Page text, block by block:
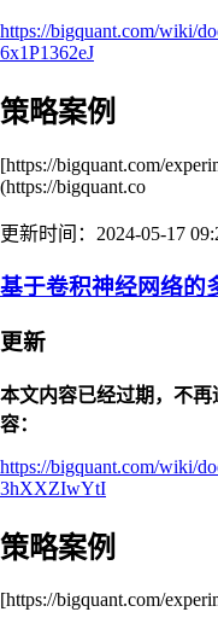
https://bigquant.com/wiki/
6x1P1362eJ
策略案例
[https://bigquant.com/
(https://bigquant.co
更新时间：2024-05-17
基于卷积神经网络的
更新
本文内容已经过期，不
容：
https://bigquant.com/wiki/
3hXXZIwYtI
策略案例
[https://bigquant.com/